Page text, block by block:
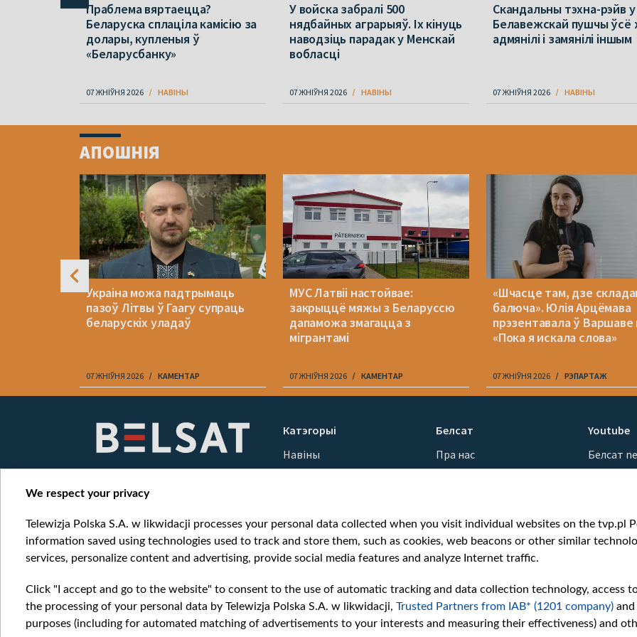
Праблема вяртаецца?
Беларуска сплаціла камісію за
долары, купленыя ў
«Беларусбанку»
07 ЖНІЎНЯ 2026 НАВІНЫ
У войска забралі 500
нядбайных аграрыяў. Іх кінуць
наводзіць парадак у Менскай
вобласці
07 ЖНІЎНЯ 2026 НАВІНЫ
Скандальны тэхна-рэйв у
Белавежскай пушчы ўсё
адмянілі і замянілі іншым
07 ЖНІЎНЯ 2026 НАВІНЫ
ofАПОШНІЯ
Украіна можа падтрымаць
пазоў Літвы ў Гаагу супраць
беларускіх уладаў
07 ЖНІЎНЯ 2026 КАМЕНТАР
МУС Латвіі настойвае:
закрыццё мяжы з Беларуссю
дапаможа змагацца з
мігрантамі
07 ЖНІЎНЯ 2026 КАМЕНТАР
«Шчасце там, дзе
балюча». Юлія Арцёмава
прэзентавала ў Варшаве
«Пока я искала слова»
07 ЖНІЎНЯ 2026 РЭПАРТАЖ
Катэгорыі
Навіны
Вайна
Белсат
Пра нас
Кантакты
Як нас глядзець
Узнагароды
Міжнародная супраца
Ціск з боку ўладаў
Беларусі
Як нас падтрымаць
Youtube
Белсат
Белсат
Belsat
Biełsat PL
Белсат
Белсат
Белсат
We respect your privacy
Telewizja Polska S.A. w likwidacji processes your personal data collected when you visit individual websites on the tvp.pl
information saved using technologies used to track and store them, such as cookies, web beacons or other similar
services, personalize content and advertising, provide social media features and analyze Internet traffic.
Click "I accept and go to the website" to consent to the use of automatic tracking and data collection technology, access
the processing of your personal data by Telewizja Polska S.A. w likwidacji, Trusted Partners from IAB* (1201 company)
purposes (including for automated matching of advertisements to your interests and measuring their effectiveness) and